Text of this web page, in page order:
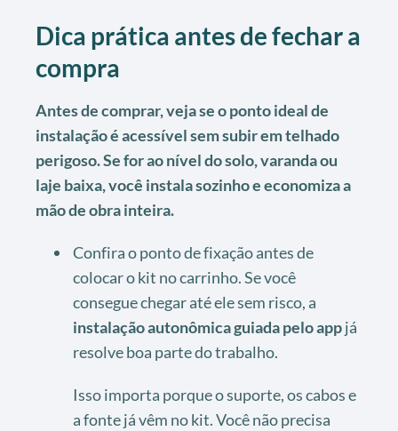
Dica prática antes de fechar a
compra
Antes de comprar, veja se o ponto ideal de
instalação é acessível sem subir em telhado
perigoso. Se for ao nível do solo, varanda ou
laje baixa, você instala sozinho e economiza a
mão de obra inteira.
Confira o ponto de fixação antes de
colocar o kit no carrinho. Se você
consegue chegar até ele sem risco, a
instalação autonômica guiada pelo appjá
resolve boa parte do trabalho.
Isso importa porque o suporte, os cabos e
a fonte já vêm no kit. Você não precisa